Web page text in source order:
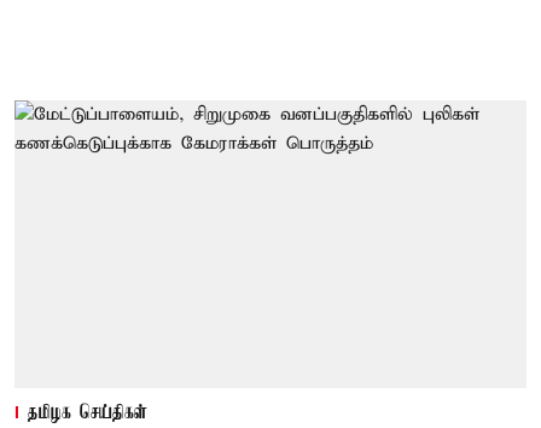
தமிழக செய்திகள்